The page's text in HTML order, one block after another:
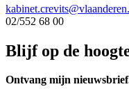
02/552 68 00
Blijf op de
Ontvang mijn